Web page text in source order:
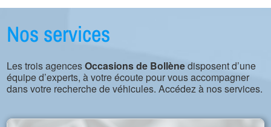
Nos services
Les trois agencesOccasions de Bollènedisposent d’une
équipe d’experts, à votre écoute pour vous accompagner
dans votre recherche de véhicules. Accédez à nos services.